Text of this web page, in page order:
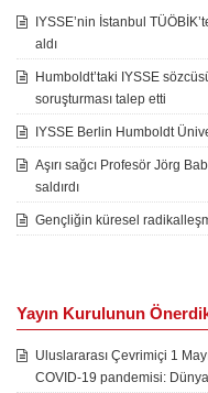
IYSSE’nin İstanbul
aldı
Humboldt’taki IYSSE
soruşturması talep etti
IYSSE Berlin Humboldt
Aşırı sağcı Profesör Jörg
saldırdı
Gençliğin küresel
Yayın Kurulunun
Uluslararası Çevrimiçi 1
COVID-19 pandemisi: